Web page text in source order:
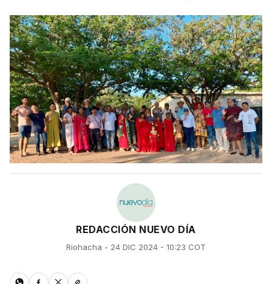
REDACCIÓN NUEVO DÍA
Riohacha - 24 DIC 2024 - 10:23 COT